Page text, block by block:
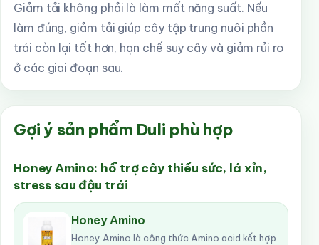
Giảm tải không phải là làm mất năng suất. Nếu
làm đúng, giảm tải giúp cây tập trung nuôi phần
trái còn lại tốt hơn, hạn chế suy cây và giảm rủi ro
ở các giai đoạn sau.
Gợi ý sản phẩm Duli phù hợp
Honey Amino: hỗ trợ cây thiếu sức, lá xỉn,
stress sau đậu trái
Honey Amino
Honey Amino là công thức Amino acid kết hợp